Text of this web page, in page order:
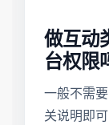
做互动
台权限
一般不需
关说明即